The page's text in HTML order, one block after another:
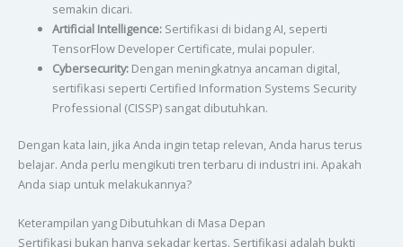
semakin dicari.
Artificial Intelligence:Sertifikasi di bidang AI, seperti
TensorFlow Developer Certificate, mulai populer.
Cybersecurity:Dengan meningkatnya ancaman digital,
sertifikasi seperti Certified Information Systems Security
Professional (CISSP) sangat dibutuhkan.
Dengan kata lain, jika Anda ingin tetap relevan, Anda harus terus
belajar. Anda perlu mengikuti tren terbaru di industri ini. Apakah
Anda siap untuk melakukannya?
Keterampilan yang Dibutuhkan di Masa Depan
Sertifikasi bukan hanya sekadar kertas. Sertifikasi adalah bukti